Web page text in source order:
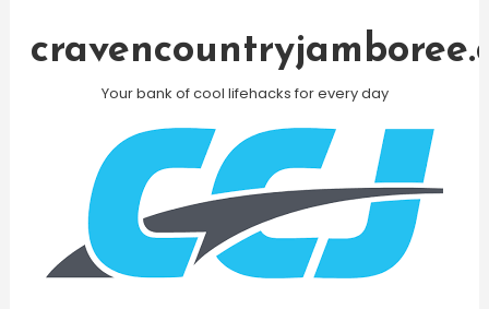
Your bank of cool lifehacks for every day